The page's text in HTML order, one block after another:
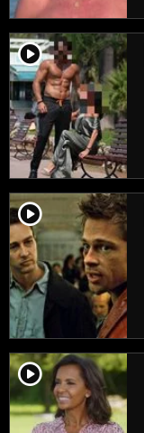
player2
player2
player2